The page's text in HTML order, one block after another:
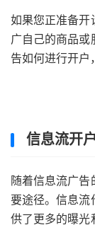
如果您正准备开
广自己的商品或
告如何进行开户
信息流开
随着信息流广
要途径。信息流
供了更多的曝光